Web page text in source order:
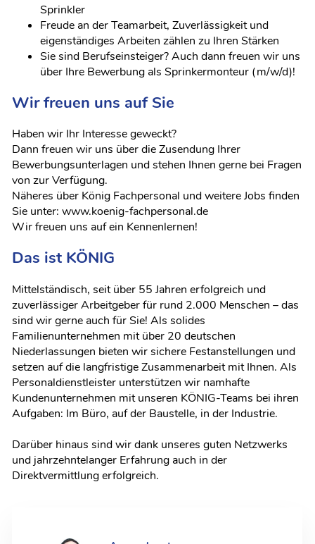
Sprinkler
Freude an der Teamarbeit, Zuverlässigkeit und
eigenständiges Arbeiten zählen zu Ihren Stärken
Sie sind Berufseinsteiger? Auch dann freuen wir uns
über Ihre Bewerbung als Sprinkermonteur (m/w/d)!
Wir freuen uns auf Sie
Haben wir Ihr Interesse geweckt?
Dann freuen wir uns über die Zusendung Ihrer
Bewerbungsunterlagen und stehen Ihnen gerne bei Fragen
von zur Verfügung.
Näheres über König Fachpersonal und weitere Jobs finden
Sie unter: www.koenig-fachpersonal.de
Wir freuen uns auf ein Kennenlernen!
Das ist KÖNIG
Mittelständisch, seit über 55 Jahren erfolgreich und
zuverlässiger Arbeitgeber für rund 2.000 Menschen – das
sind wir gerne auch für Sie! Als solides
Familienunternehmen mit über 20 deutschen
Niederlassungen bieten wir sichere Festanstellungen und
setzen auf die langfristige Zusammenarbeit mit Ihnen. Als
Personaldienstleister unterstützen wir namhafte
Kundenunternehmen mit unseren KÖNIG-Teams bei ihren
Aufgaben: Im Büro, auf der Baustelle, in der Industrie.
Darüber hinaus sind wir dank unseres guten Netzwerks
und jahrzehntelanger Erfahrung auch in der
Direktvermittlung erfolgreich.